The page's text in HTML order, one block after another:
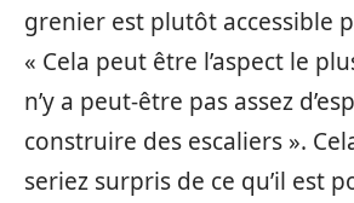
grenier est plutôt accessible
« Cela peut être l’aspect le
n’y a peut-être pas assez
construire des escaliers ».
seriez surpris de ce qu’il est